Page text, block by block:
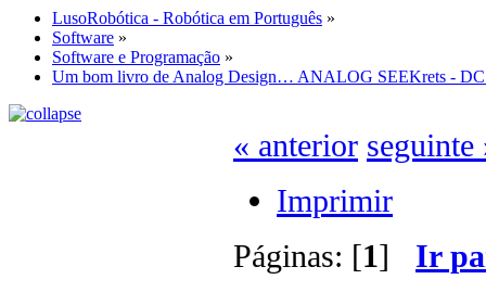
LusoRobótica - Robótica em Português »
Software »
Software e Programação »
Um bom livro de Analog Design… ANALOG SEEKrets -
« anterior seguinte
Imprimir
Páginas: [1] Ir